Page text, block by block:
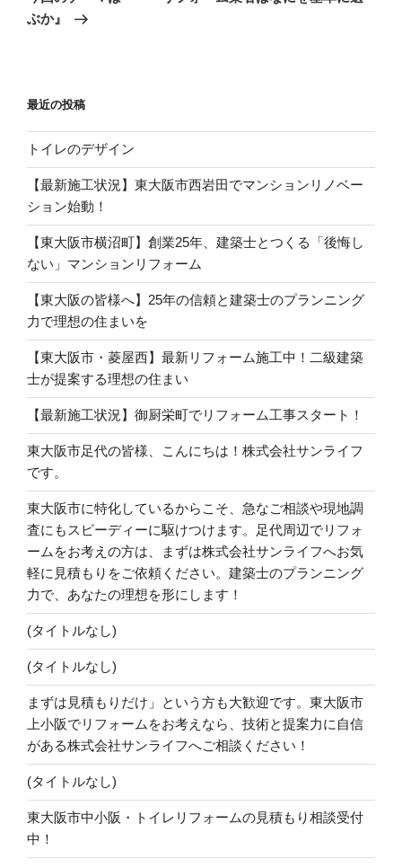
ー
投
ぶか』
最近の投稿
トイレのデザイン
【最新施工状況】東大阪市西岩田でマンションリノベー
ション始動！
【東大阪市横沼町】創業25年、建築士とつくる「後悔し
ない」マンションリフォーム
【東大阪の皆様へ】25年の信頼と建築士のプランニング
力で理想の住まいを
【東大阪市・菱屋西】最新リフォーム施工中！二級建築
士が提案する理想の住まい
【最新施工状況】御厨栄町でリフォーム工事スタート！
東大阪市足代の皆様、こんにちは！株式会社サンライフ
です。
東大阪市に特化しているからこそ、急なご相談や現地調
査にもスピーディーに駆けつけます。足代周辺でリフォ
ームをお考えの方は、まずは株式会社サンライフへお気
軽に見積もりをご依頼ください。建築士のプランニング
力で、あなたの理想を形にします！
(タイトルなし)
(タイトルなし)
まずは見積もりだけ」という方も大歓迎です。東大阪市
上小阪でリフォームをお考えなら、技術と提案力に自信
がある株式会社サンライフへご相談ください！
(タイトルなし)
東大阪市中小阪・トイレリフォームの見積もり相談受付
中！